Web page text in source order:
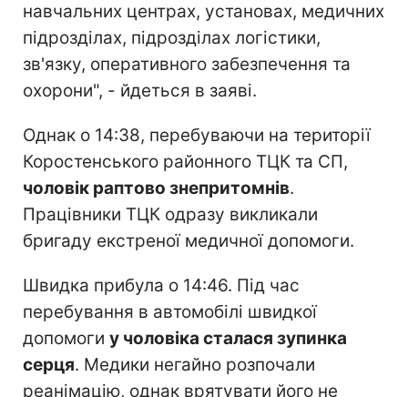
навчальних центрах, установах, медичних
підрозділах, підрозділах логістики,
зв'язку, оперативного забезпечення та
охорони", - йдеться в заяві.
Однак о 14:38, перебуваючи на території
Коростенського районного ТЦК та СП,
чоловік раптово знепритомнів.
Працівники ТЦК одразу викликали
бригаду екстреної медичної допомоги.
Швидка прибула о 14:46. Під час
перебування в автомобілі швидкої
допомоги у чоловіка сталася зупинка
серця. Медики негайно розпочали
реанімацію, однак врятувати його не